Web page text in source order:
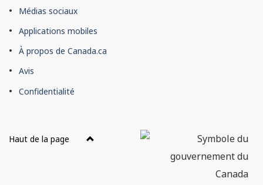
À
propos
du
site
Médias sociaux
Applications mobiles
À propos de Canada.ca
Avis
Confidentialité
Haut de la page